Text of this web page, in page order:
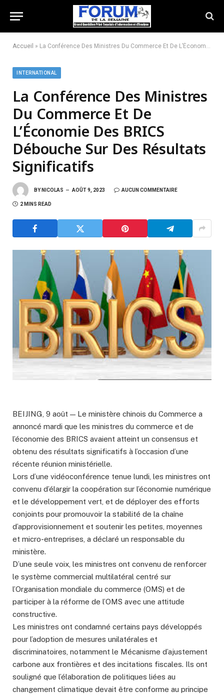
Accueil » La Conférence Des Ministres Du Commerce Et De L’Économie Des BRICS Débouche Sur Des Résultats Significatifs
INTERNATIONAL
La Conférence Des Ministres
Du Commerce Et De
L’Économie Des BRICS
Débouche Sur Des Résultats
Significatifs
BY NICOLAS AOÛT 9, 2023 AUCUN COMMENTAIRE
2 MINS READ
BEIJING, 9 août — Le ministère chinois du Commerce a
annoncé mardi que les ministres du commerce et de
l’économie des BRICS avaient atteint un consensus et
obtenu des résultats significatifs à l’occasion d’une
récente réunion ministérielle.
Lors d’une vidéoconférence tenue lundi, les ministres ont
convenu d’élargir la coopération sur l’économie numérique
et le développement vert, et de déployer des efforts
conjoints pour promouvoir la stabilité de la chaîne
d’approvisionnement et soutenir les petites, moyennes
et micro-entreprises, a déclaré un responsable du
ministère.
D’une seule voix, les ministres ont convenu de renforcer
le système commercial multilatéral centré sur
l’Organisation mondiale du commerce (OMS) et de
participer à la réforme de l’OMS avec une attitude
constructive.
Les ministres ont condamné certains pays développés
pour l’adoption de mesures unilatérales et
discriminatoires, notamment le Mécanisme d’ajustement
carbone aux frontières et des incitations fiscales. Ils ont
souligné que l’élaboration de politiques liées au
changement climatique devait être conforme au principe